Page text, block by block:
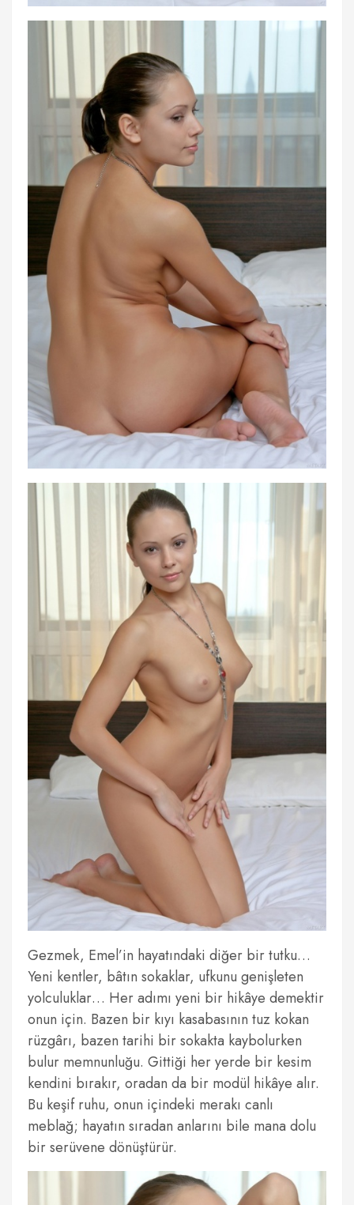
Gezmek, Emel’in hayatındaki diğer bir tutku…
Yeni kentler, bâtın sokaklar, ufkunu genişleten
yolculuklar… Her adımı yeni bir hikâye demektir
onun için. Bazen bir kıyı kasabasının tuz kokan
rüzgârı, bazen tarihi bir sokakta kaybolurken
bulur memnunluğu. Gittiği her yerde bir kesim
kendini bırakır, oradan da bir modül hikâye alır.
Bu keşif ruhu, onun içindeki merakı canlı
meblağ; hayatın sıradan anlarını bile mana dolu
bir serüvene dönüştürür.